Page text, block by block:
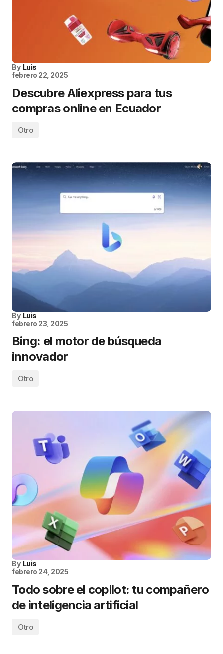
By Luis
febrero 22, 2025
Descubre Aliexpress para tus
compras online en Ecuador
Otro
By Luis
febrero 23, 2025
Bing: el motor de búsqueda
innovador
Otro
By Luis
febrero 24, 2025
Todo sobre el copilot: tu compañero
de inteligencia artificial
Otro